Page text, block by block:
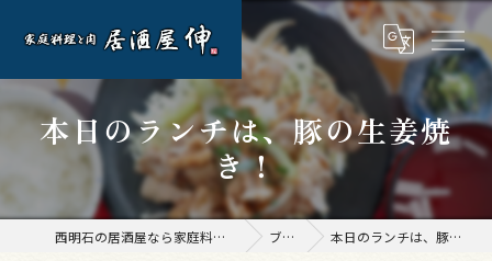
本日のランチは、豚の生姜焼
き！
西明石の居酒屋なら家庭料理と肉 居酒屋 伸 ブログ 本日のランチは、豚の生姜焼き！